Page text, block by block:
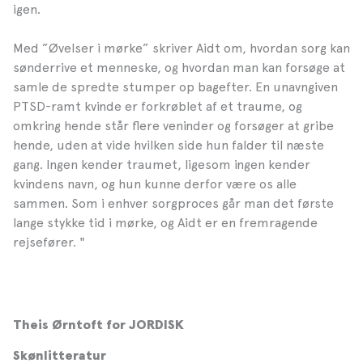
igen.
Med ”Øvelser i mørke” skriver Aidt om, hvordan sorg kan
sønderrive et menneske, og hvordan man kan forsøge at
samle de spredte stumper op bagefter. En unavngiven
PTSD-ramt kvinde er forkrøblet af et traume, og
omkring hende står flere veninder og forsøger at gribe
hende, uden at vide hvilken side hun falder til næste
gang. Ingen kender traumet, ligesom ingen kender
kvindens navn, og hun kunne derfor være os alle
sammen. Som i enhver sorgproces går man det første
lange stykke tid i mørke, og Aidt er en fremragende
rejsefører. "
Theis Ørntoft for JORDISK
Skønlitteratur